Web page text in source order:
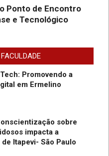
Ponto de Encontro
e Tecnológico
ingresso com
ou 2a. graduação na
Lança Projeto
na Internet
Promovendo a
em Ermelino
sobre
impacta a
Itapevi- São Paulo